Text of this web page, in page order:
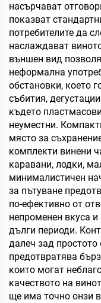
насърчават
показват
потребителите да
наслаждават
външен вид
неформална
обстановки, което
събития,
където
неуместни.
място за
комплекти винени
каравани, лодки,
минималистичен
за пътуване
по-ефективно от
непроменен вкуса
дълги периоди.
далеч зад
предотвратява
които могат
качеството на
ще има точно онзи